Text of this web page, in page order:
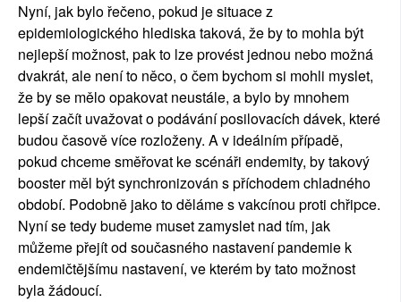
Nyní, jak bylo řečeno, pokud je situace z
epidemiologického hlediska taková, že by to mohla být
nejlepší možnost, pak to lze provést jednou nebo možná
dvakrát, ale není to něco, o čem bychom si mohli myslet,
že by se mělo opakovat neustále, a bylo by mnohem
lepší začít uvažovat o podávání posilovacích dávek, které
budou časově více rozloženy. A v ideálním případě,
pokud chceme směřovat ke scénáři endemity, by takový
booster měl být synchronizován s příchodem chladného
období. Podobně jako to děláme s vakcínou proti chřipce.
Nyní se tedy budeme muset zamyslet nad tím, jak
můžeme přejít od současného nastavení pandemie k
endemičtějšímu nastavení, ve kterém by tato možnost
byla žádoucí.